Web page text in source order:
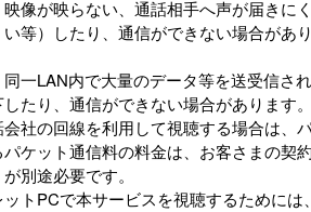
像が映らない、通話相手へ声が届きに
等）したり、通信ができない場合があ
一LAN内で大量のデータ等を送受信され
たり、通信ができない場合があります
社の回線を利用して視聴する場合は、
ケット通信料の料金は、お客さまの契
別途必要です。
トPCで本サービスを視聴するためには